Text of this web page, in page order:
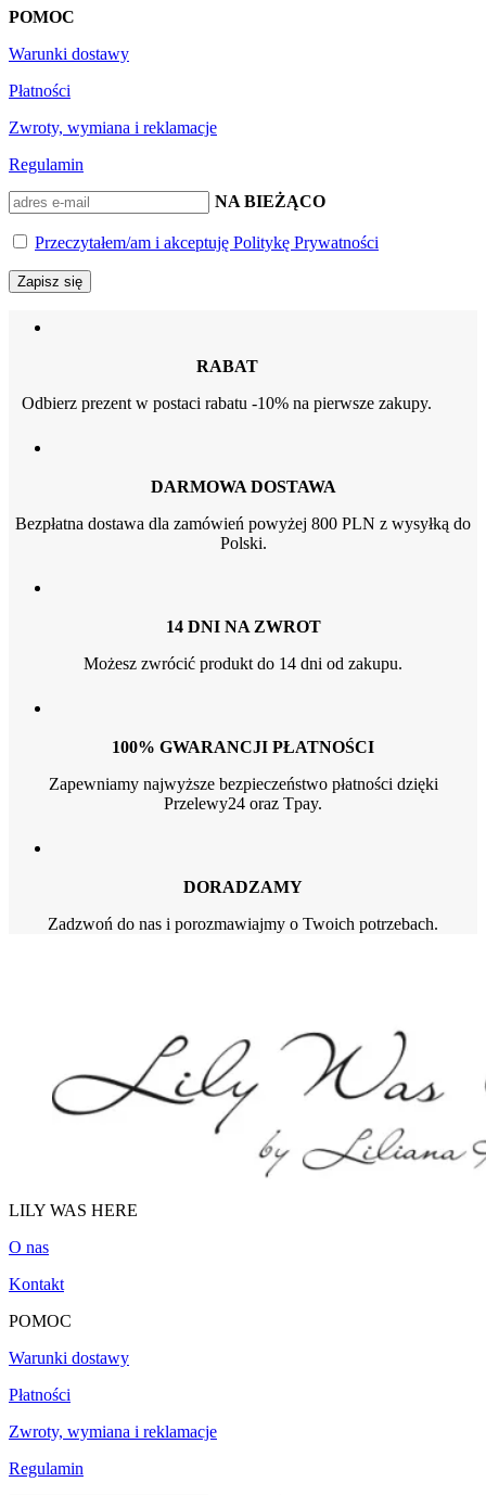
POMOC
Warunki dostawy
Płatności
Zwroty, wymiana i reklamacje
Regulamin
BĄDŹ NA BIEŻĄCO
Przeczytałem/am i akceptuję Politykę Prywatności
RABAT
Odbierz prezent w postaci rabatu -10% na pierwsze zakupy.
DARMOWA DOSTAWA
Bezpłatna dostawa dla zamówień powyżej 800 PLN z wysyłką do
Polski.
14 DNI NA ZWROT
Możesz zwrócić produkt do 14 dni od zakupu.
100% GWARANCJI PŁATNOŚCI
Zapewniamy najwyższe bezpieczeństwo płatności dzięki
Przelewy24 oraz Tpay.
DORADZAMY
Zadzwoń do nas i porozmawiajmy o Twoich potrzebach.
LILY WAS HERE
O nas
Kontakt
POMOC
Warunki dostawy
Płatności
Zwroty, wymiana i reklamacje
Regulamin